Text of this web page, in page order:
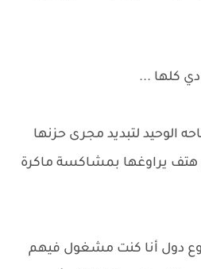
كلها ...
الوحيد لتبديد مجرى حزنها
هتف يراوغها بمشاكسة ماكرة
دول أنا كنت مشغول فيهم